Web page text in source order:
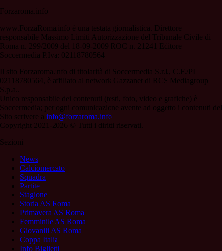
Forzaroma.info
www.ForzaRoma.info è una testata giornalistica. Direttore
responsabile Massimo Limiti Autorizzazione del Tribunale Civile di
Roma n. 299/2009 del 18-09-2009 ROC n. 21241 Editore
Soccermedia P.Iva: 02118780564
Il sito Forzaroma.info di titolarità di Soccermedia S.r.l., C.F./PI
02118780564, è affiliato al network Gazzanet di RCS Mediagroup
S.p.a..
Unico responsabile dei contenuti (testi, foto, video e grafiche) è
Soccermedia; per ogni comunicazione avente ad oggetto i contenuti del
Sito scrivere a info@forzaroma.info
Copyright 2021-2026 © Tutti i diritti riservati.
Sezioni
News
Calciomercato
Squadra
Partite
Stagione
Storia AS Roma
Primavera AS Roma
Femminile AS Roma
Giovanili AS Roma
Coppa Italia
Info Biglietti